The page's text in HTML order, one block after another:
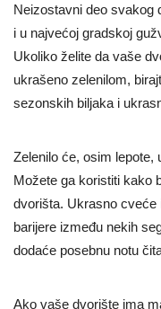
Neizostavni deo svakog
i u najvećoj gradskoj
Ukoliko želite da vaše
ukrašeno zelenilom,
sezonskih biljaka i
Zelenilo će, osim lepote,
Možete ga koristiti kako
dvorišta. Ukrasno cveće
barijere između nekih
dodaće posebnu notu
Ako vaše dvorište ima